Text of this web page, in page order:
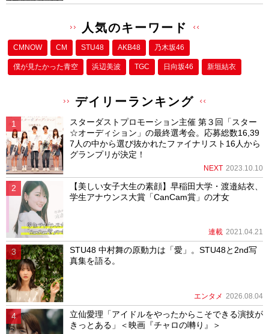
人気のキーワード
CMNOW CM STU48 AKB48 乃木坂46
僕が⾒たかった⻘空 浜辺美波 TGC 日向坂46 新垣結衣
デイリーランキング
スターダストプロモーション主催 第３回「スター
☆オーディション」の最終選考会。応募総数16,39
7人の中から選び抜かれたファイナリスト16人から
グランプリが決定！
NEXT 2023.10.10
【美しい女子大生の素顔】早稲田大学・渡邉結衣、
学生アナウンス大賞「CanCam賞」の才女
連載 2021.04.21
STU48 中村舞の原動力は「愛」。STU48と2nd写
真集を語る。
エンタメ 2026.08.04
立仙愛理「アイドルをやったからこそできる演技が
きっとある」＜映画『チャロの囀り』＞